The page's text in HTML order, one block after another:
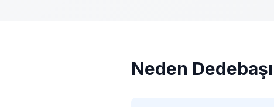
Neden Dedebaşı